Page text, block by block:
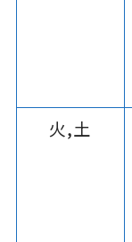
火,土